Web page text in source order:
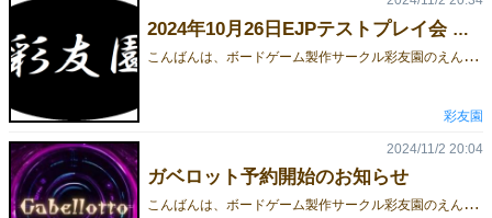
2024年10月26日EJPテストプレイ会 報告
こ
んばんは、ボードゲーム製作サークル彩友園のえんつっつです。 1週間前に行われたEJPテストプレイ会に参加しましたので、その報告です。 私えんつっつさんからは、テレミンヴォクスを持ち込みました。前回持ちこんだ2作のうちの一つです。 えんつっつさん。←たまにいる自分にさんづけする人 見た目はカラフルで美しい。 1は1色、2は2色、3は3色……を持つカードを使います。 複数枚出すときは、直前で出たカードが持つ色のどれかを、出すカードが共通で持つように出していきます。 最初に手札をなくした人が勝つゴーアウトゲームです。 が なぜかあんまりおもしろくないという涙 家に帰って考えてみたところ、主に2つの原因があるように思いました。 ①視認性が悪い 開発中のゲームゆえ、ルールを詳細にお知らせできないのですが、ルール上、カード同士で共通して持つ色を認識する必要があります。 前回から色のアイコンの形を変更して見やすくはしたのですが、やはり「どれが共通だ？」となる場面が多く、視認性の悪さを実感しました。 ②出すカードの選択肢が少ない この手のゲームって、選択肢自体は10個くらいあって、その中で有効そうな手が3個くらいあって、それから選ぶ、というのが理想の形かな、という独自の基準があるのですが、 このゲームに関しては選択肢がそもそも1～3種類くらいしかないことが多かったです。 手札の色がなかなかそろわないんですね。 そのうえ、①視認性が悪いとなると、「有効手を考える」ではなく、「ルール上可能な手を探す」という作業になってしまう事態に陥ってしまったのだと思います。 最初から楽しいゲームを作れることはめったにないのですが、こういった悪い結果を通して、ある程度「ボードゲームの面白さ」を理論的に表現できるようにしていきたいですね。 とはいえ、理論を超越した宇宙の果てみたいなところに超絶神アイデアが転がっていたりするのですが… 読んでいただきありがとうございました。 気が付いたらゲームマーケットまであと2週間ですね。 彩友園は土曜日Y06ブースでお待ちしています。 今までビッグサイトですが、今回は幕張メッセだそうですね。 ニコニコ超会議とかＢＥＭＡＮＩシリーズ（ＫＯＮＡＭＩ社の筐体型音楽ゲーム）の大会観戦とかで何回か訪れたことあるのですが、ゲームマーケット出展で行くのは初めてです。 駅から結構複雑なルートだったような気が。。。。。
彩友園
ガベロット予約開始のお知らせ
こ
んばんは、ボードゲーム製作サークル彩友園のえんつっつです。 ゲームマーケット2024秋でリリースするトリックテイキングゲーム「ガベロット」の取り置き予約を開始しました。 こちらのページから予約することができます。 彩友園は、土曜日Y06でブースを設営しますので、よろしくお願いいたします。 日曜日は出展しませんのでご注意ください。
2024/11/2 20:04